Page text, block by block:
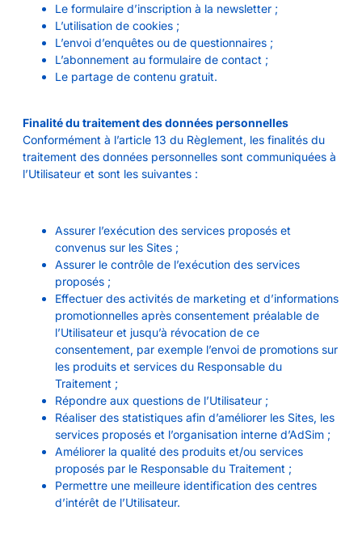
Le formulaire d’inscription à la newsletter ;
L’utilisation de cookies ;
L’envoi d’enquêtes ou de questionnaires ;
L’abonnement au formulaire de contact ;
Le partage de contenu gratuit.
Finalité du traitement des données personnelles
Conformément à l’article 13 du Règlement, les finalités du
traitement des données personnelles sont communiquées à
l’Utilisateur et sont les suivantes :
Assurer l’exécution des services proposés et
convenus sur les Sites ;
Assurer le contrôle de l’exécution des services
proposés ;
Effectuer des activités de marketing et d’informations
promotionnelles après consentement préalable de
l’Utilisateur et jusqu’à révocation de ce
consentement, par exemple l’envoi de promotions sur
les produits et services du Responsable du
Traitement ;
Répondre aux questions de l’Utilisateur ;
Réaliser des statistiques afin d’améliorer les Sites, les
services proposés et l’organisation interne d’AdSim ;
Améliorer la qualité des produits et/ou services
proposés par le Responsable du Traitement ;
Permettre une meilleure identification des centres
d’intérêt de l’Utilisateur.